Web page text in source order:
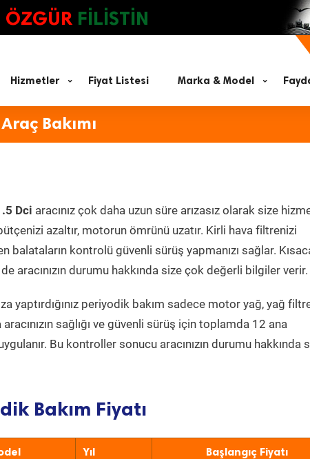
ÖZGÜR FİLİSTİN
Hizmetler Fiyat Listesi Marka & Model
Bakımı
Dci aracınız çok daha uzun süre arızasız olarak size
azaltır, motorun ömrünü uzatır. Kirli hava filtrenizi
balataların kontrolü güvenli sürüş yapmanızı sağlar.
aracınızın durumu hakkında size çok değerli bilgiler verir.
yaptırdığınız periyodik bakım sadece motor yağ, yağ
sağlığı ve güvenli sürüş için toplamda 12 ana
Bu kontroller sonucu aracınızın durumu hakkında
Bakım Fiyatı
Yıl Başlangıç Fiyatı